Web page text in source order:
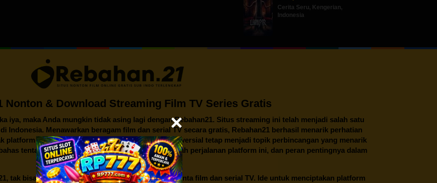
Cerita Seru, Kengerian,
Indonesia
Nonton & Download Streaming Film TV Series Gratis
iya, maka Anda mungkin tidak asing lagi denganRebahan21. Situs streaming ini telah menjadi salah satu
Indonesia. Menawarkan beragam film dan serial TV secara gratis, Rebahan21berhasil menarik perhatian
platform streaming lainnya, legalitas dan isu kontroversial tetap menjadi topik perbincangan yang menarik
tentang awal mula berdirinya Rebahan21, sejarah perjalanan platform ini, dan peran pentingnya dalam
dunia hiburan Indonesia.
, tak bisa lepas dari gairah dan semangat para pencinta film dan serial TV. Ide untuk menciptakan platform